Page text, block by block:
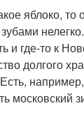
яблоко, то
и где-то к
долгого
московский